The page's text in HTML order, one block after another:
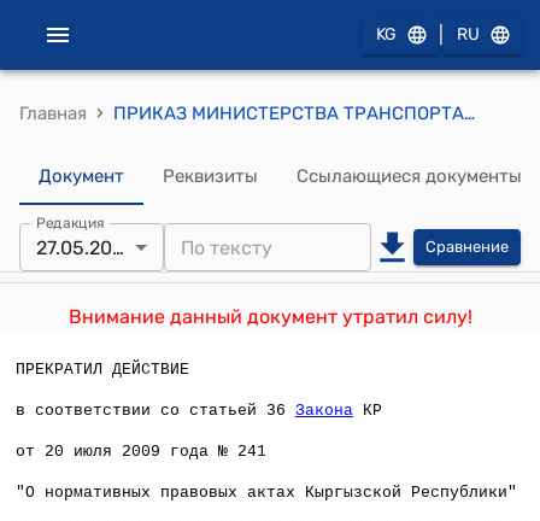
KG RU
Главная › ПРИКАЗ МИНИСТЕРСТВА ТРАНСПОРТА И КОММУНИКАЦИЙ КР от 27 мая 2008 года № 166 "Об утверждении Авиационных правил Кыргызской Республики АПКР-10 "Авиационная электросвязь"
Документ Реквизиты Ссылающиеся документы
Редакция
27.05.2008 Сравнение
Внимание данный документ утратил силу!